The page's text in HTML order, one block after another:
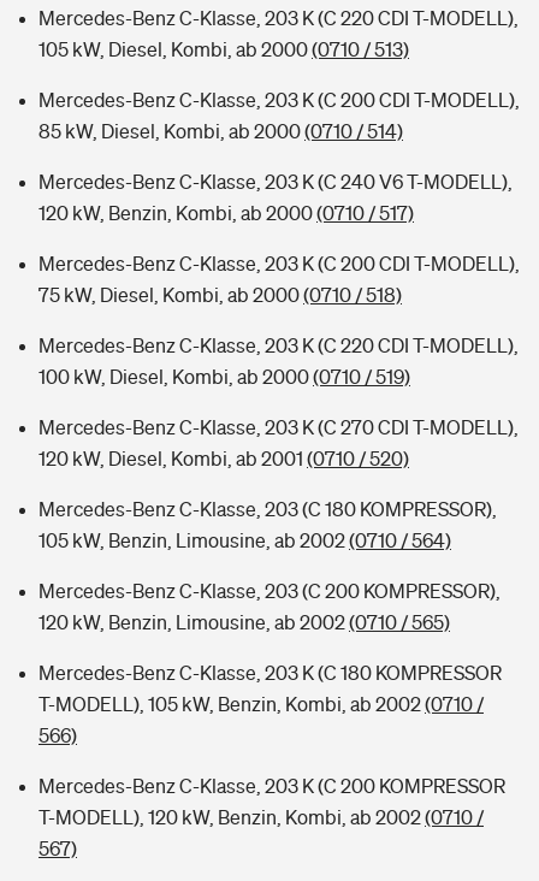
Mercedes-Benz C-Klasse, 203 K (C 220 CDI T-MODELL),
105 kW, Diesel, Kombi, ab 2000(0710 / 513)
Mercedes-Benz C-Klasse, 203 K (C 200 CDI T-MODELL),
85 kW, Diesel, Kombi, ab 2000(0710 / 514)
Mercedes-Benz C-Klasse, 203 K (C 240 V6 T-MODELL),
120 kW, Benzin, Kombi, ab 2000(0710 / 517)
Mercedes-Benz C-Klasse, 203 K (C 200 CDI T-MODELL),
75 kW, Diesel, Kombi, ab 2000(0710 / 518)
Mercedes-Benz C-Klasse, 203 K (C 220 CDI T-MODELL),
100 kW, Diesel, Kombi, ab 2000(0710 / 519)
Mercedes-Benz C-Klasse, 203 K (C 270 CDI T-MODELL),
120 kW, Diesel, Kombi, ab 2001 (0710 / 520)
Mercedes-Benz C-Klasse, 203 (C 180 KOMPRESSOR),
105 kW, Benzin, Limousine, ab 2002(0710 / 564)
Mercedes-Benz C-Klasse, 203 (C 200 KOMPRESSOR),
120 kW, Benzin, Limousine, ab 2002(0710 / 565)
Mercedes-Benz C-Klasse, 203 K (C 180 KOMPRESSOR
T-MODELL), 105 kW, Benzin, Kombi, ab 2002(0710 /
566)
Mercedes-Benz C-Klasse, 203 K (C 200 KOMPRESSOR
T-MODELL), 120 kW, Benzin, Kombi, ab 2002(0710 /
567)